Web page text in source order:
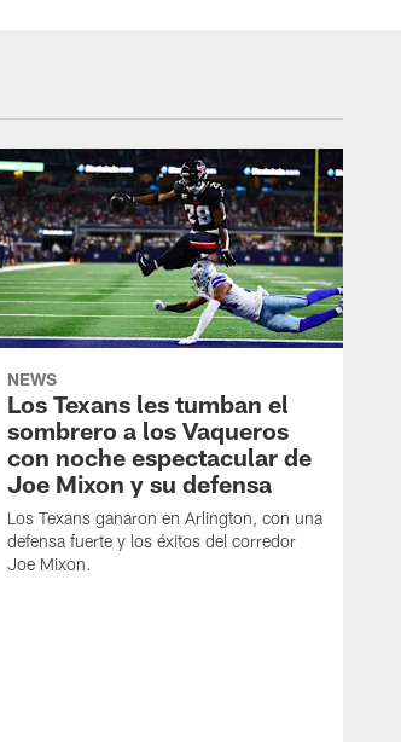
NEWS
Los Texans les tumban el
sombrero a los Vaqueros
con noche espectacular de
Joe Mixon y su defensa
Los Texans ganaron en Arlington, con una
defensa fuerte y los éxitos del corredor
Joe Mixon.